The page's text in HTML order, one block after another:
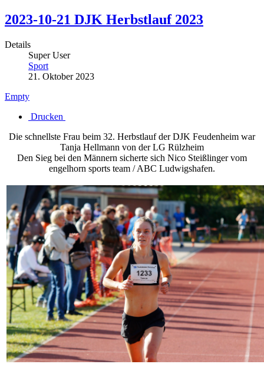
2023-10-21 DJK Herbstlauf 2023
Details
Super User
Sport
21. Oktober 2023
Empty
Drucken
Die schnellste Frau beim 32. Herbstlauf der DJK Feudenheim war
Tanja Hellmann von der LG Rülzheim
Den Sieg bei den Männern sicherte sich Nico Steißlinger vom
engelhorn sports team / ABC Ludwigshafen.